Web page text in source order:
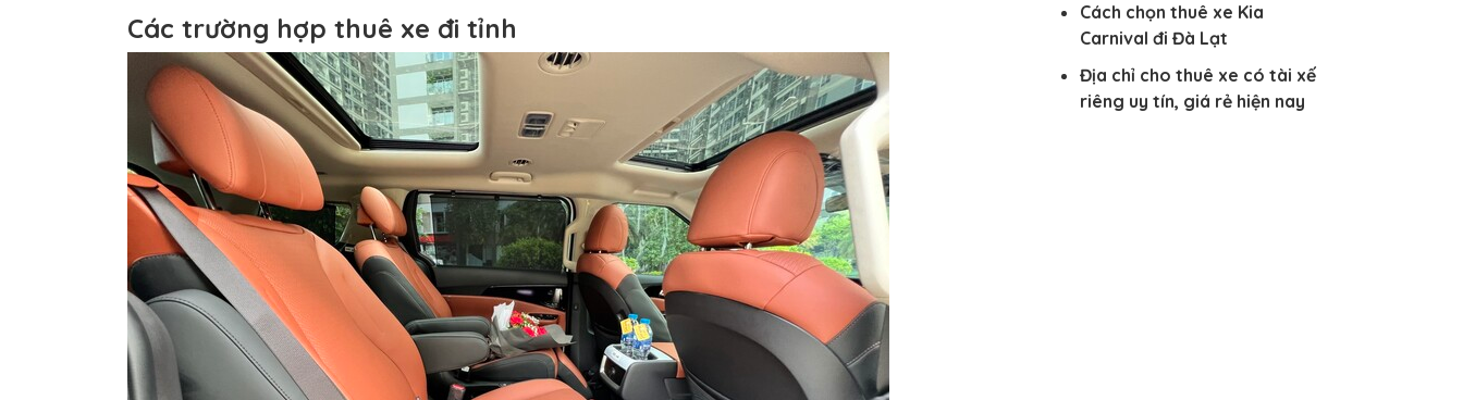
Các trường hợp thuê xe đi tỉnh
Cách chọn thuê xe Kia
Carnival đi Đà Lạt
Địa chỉ cho thuê xe có tài xế
riêng uy tín, giá rẻ hiện nay